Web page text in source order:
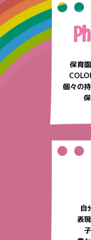
保育
個々の
自
表